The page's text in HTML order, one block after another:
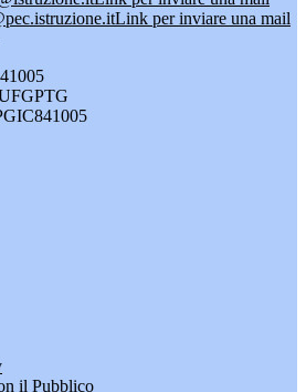
Link per inviare una mail
il Pubblico